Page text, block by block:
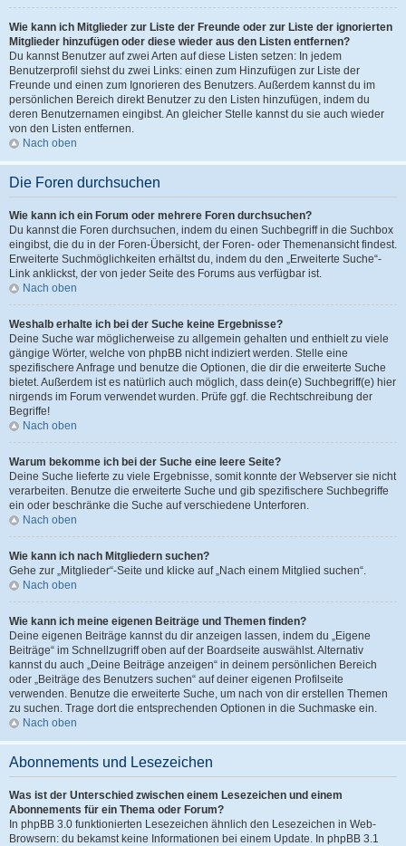
Wie kann ich Mitglieder zur Liste der Freunde oder zur Liste der ignorierten
Mitglieder hinzufügen oder diese wieder aus den Listen entfernen?
Du kannst Benutzer auf zwei Arten auf diese Listen setzen: In jedem
Benutzerprofil siehst du zwei Links: einen zum Hinzufügen zur Liste der
Freunde und einen zum Ignorieren des Benutzers. Außerdem kannst du im
persönlichen Bereich direkt Benutzer zu den Listen hinzufügen, indem du
deren Benutzernamen eingibst. An gleicher Stelle kannst du sie auch wieder
von den Listen entfernen.
Nach oben
Die Foren durchsuchen
Wie kann ich ein Forum oder mehrere Foren durchsuchen?
Du kannst die Foren durchsuchen, indem du einen Suchbegriff in die Suchbox
eingibst, die du in der Foren-Übersicht, der Foren- oder Themenansicht findest.
Erweiterte Suchmöglichkeiten erhältst du, indem du den „Erweiterte Suche“-
Link anklickst, der von jeder Seite des Forums aus verfügbar ist.
Nach oben
Weshalb erhalte ich bei der Suche keine Ergebnisse?
Deine Suche war möglicherweise zu allgemein gehalten und enthielt zu viele
gängige Wörter, welche von phpBB nicht indiziert werden. Stelle eine
spezifischere Anfrage und benutze die Optionen, die dir die erweiterte Suche
bietet. Außerdem ist es natürlich auch möglich, dass dein(e) Suchbegriff(e) hier
nirgends im Forum verwendet wurden. Prüfe ggf. die Rechtschreibung der
Begriffe!
Nach oben
Warum bekomme ich bei der Suche eine leere Seite?
Deine Suche lieferte zu viele Ergebnisse, somit konnte der Webserver sie nicht
verarbeiten. Benutze die erweiterte Suche und gib spezifischere Suchbegriffe
ein oder beschränke die Suche auf verschiedene Unterforen.
Nach oben
Wie kann ich nach Mitgliedern suchen?
Gehe zur „Mitglieder“-Seite und klicke auf „Nach einem Mitglied suchen“.
Nach oben
Wie kann ich meine eigenen Beiträge und Themen finden?
Deine eigenen Beiträge kannst du dir anzeigen lassen, indem du „Eigene
Beiträge“ im Schnellzugriff oben auf der Boardseite auswählst. Alternativ
kannst du auch „Deine Beiträge anzeigen“ in deinem persönlichen Bereich
oder „Beiträge des Benutzers suchen“ auf deiner eigenen Profilseite
verwenden. Benutze die erweiterte Suche, um nach von dir erstellen Themen
zu suchen. Trage dort die entsprechenden Optionen in die Suchmaske ein.
Nach oben
Abonnements und Lesezeichen
Was ist der Unterschied zwischen einem Lesezeichen und einem
Abonnements für ein Thema oder Forum?
In phpBB 3.0 funktionierten Lesezeichen ähnlich den Lesezeichen in Web-
Browsern: du bekamst keine Informationen bei einem Update. In phpBB 3.1